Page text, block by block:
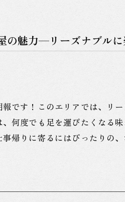
の魅力—リーズナブル
です！このエリアでは、リ
何度でも足を運びたくなる
帰りに寄るにはぴったりの